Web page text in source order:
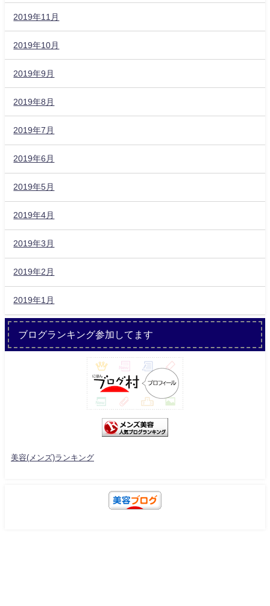
2019年11月
2019年10月
2019年9月
2019年8月
2019年7月
2019年6月
2019年5月
2019年4月
2019年3月
2019年2月
2019年1月
ブログランキング参加してます
美容(メンズ)ランキング